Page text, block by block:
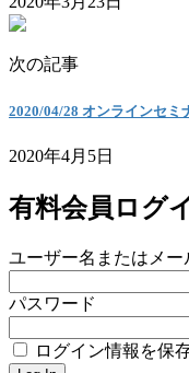
次の記事
2020/04/28 オンラインセミ
2020年4月5日
有料会員ログ
ユーザー名またはメー
パスワード
ログイン情報を保